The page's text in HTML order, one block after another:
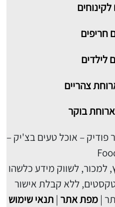
חריפים
לילדים
צהריים
בוקר
פודיק – אוכל טעים בצ'יק –
למכור, לשווק מידע כלשהו
ללא קבלת אישור
| מפת אתר | תנאי שימוש